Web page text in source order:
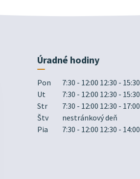
Úradné hodiny
Pon
7:30 - 12:00 12:30 - 15:30
Ut
7:30 - 12:00 12:30 - 15:30
Str
7:30 - 12:00 12:30 - 17:00
Štv
nestránkový deň
Pia
7:30 - 12:00 12:30 - 14:00